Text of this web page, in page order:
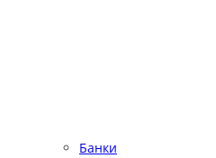
Банки